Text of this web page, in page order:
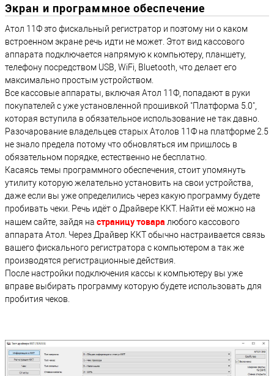
Экран и программное обеспечение
Атол 11Ф это фискальный регистратор и поэтому ни о каком
встроенном экране речь идти не может. Этот вид кассового
аппарата подключается напрямую к компьютеру, планшету,
телефону посредством USB, WiFi, Bluetooth, что делает его
максимально простым устройством.
Все кассовые аппараты, включая Атол 11Ф, попадают в руки
покупателей с уже установленной прошивкой "Платформа 5.0",
которая вступила в обязательное использование не так давно.
Разочарование владельцев старых Атолов 11Ф на платформе 2.5
не знало предела потому что обновляться им пришлось в
обязательном порядке, естественно не бесплатно.
Касаясь темы программного обеспечения, стоит упомянуть
утилиту которую желательно установить на свои устройства,
даже если вы уже определились через какую программу будете
пробивать чеки. Речь идёт о Драйвере ККТ. Найти её можно на
нашем сайте, зайдя на страницу товара любого кассового
аппарата Атол. Через Драйвер ККТ обычно настраивается связь
вашего фискального регистратора с компьютером а так же
производятся регистрационные действия.
После настройки подключения кассы к компьютеру вы уже
вправе выбирать программу которую будете использовать для
пробития чеков.